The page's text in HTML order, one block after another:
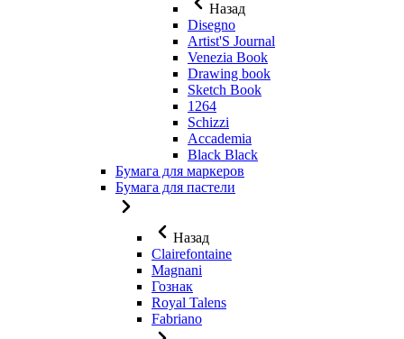
Назад
Disegno
Artist'S Journal
Venezia Book
Drawing book
Sketch Book
1264
Schizzi
Accademia
Black Black
Бумага для маркеров
Бумага для пастели
Назад
Clairefontaine
Magnani
Гознак
Royal Talens
Fabriano